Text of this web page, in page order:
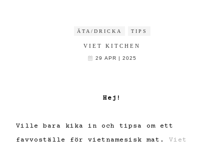
ÄTA/DRICKA TIPS
VIET KITCHEN
29 APR | 2025
Hej!
Ville bara kika in och tipsa om ett
favvoställe för vietnamesisk mat.Viet